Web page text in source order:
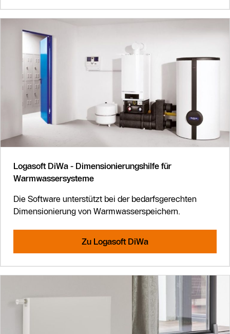
Logasoft DiWa - Dimensionierungshilfe für
Warmwassersysteme
Die Software unterstützt bei der bedarfsgerechten
Dimensionierung von Warmwasserspeichern.
Zu Logasoft DiWa